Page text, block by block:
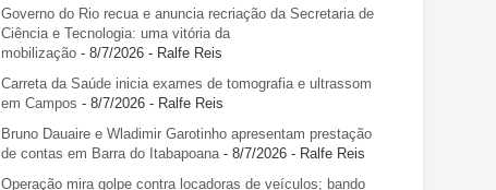
Governo do Rio recua e anuncia recriação da Secretaria de
Ciência e Tecnologia: uma vitória da
mobilização - 8/7/2026 - Ralfe Reis
Carreta da Saúde inicia exames de tomografia e ultrassom
em Campos - 8/7/2026 - Ralfe Reis
Bruno Dauaire e Wladimir Garotinho apresentam prestação
de contas em Barra do Itabapoana - 8/7/2026 - Ralfe Reis
Operação mira golpe contra locadoras de veículos; bando